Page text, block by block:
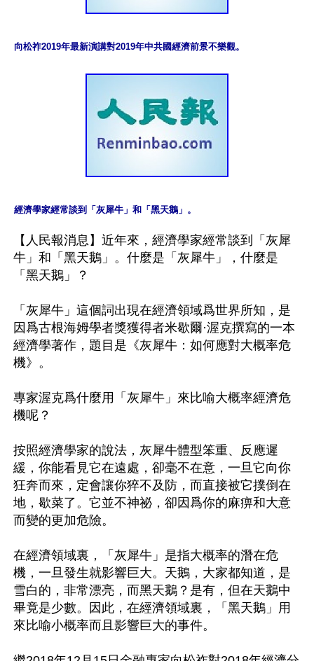
向松祚2019年最新演講對2019年中共國經濟前景不樂觀。
經濟學家經常談到「灰犀牛」和「黑天鵝」。
【人民報消息】近年來，經濟學家經常談到「灰犀
牛」和「黑天鵝」。什麼是「灰犀牛」，什麼是
「黑天鵝」？
「灰犀牛」這個詞出現在經濟領域爲世界所知，是
因爲古根海姆學者獎獲得者米歇爾·渥克撰寫的一本
經濟學著作，題目是《灰犀牛：如何應對大概率危
機》。
專家渥克爲什麼用「灰犀牛」來比喻大概率經濟危
機呢？
按照經濟學家的說法，灰犀牛體型笨重、反應遲
緩，你能看見它在遠處，卻毫不在意，一旦它向你
狂奔而來，定會讓你猝不及防，而直接被它撲倒在
地，歇菜了。它並不神祕，卻因爲你的麻痹和大意
而變的更加危險。
在經濟領域裏，「灰犀牛」是指大概率的潛在危
機，一旦發生就影響巨大。天鵝，大家都知道，是
雪白的，非常漂亮，而黑天鵝？是有，但在天鵝中
畢竟是少數。因此，在經濟領域裏，「黑天鵝」用
來比喻小概率而且影響巨大的事件。